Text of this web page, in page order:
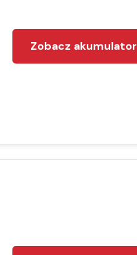
Zobacz akumulator